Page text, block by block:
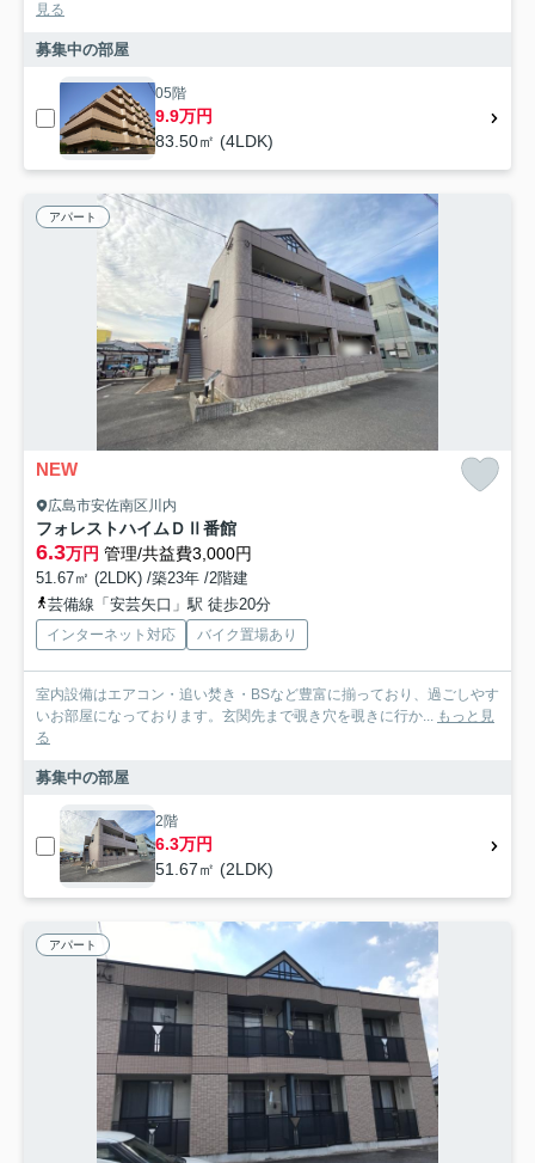
見る
募集中の部屋
05階
9.9万円
83.50㎡ (4LDK)
アパート
NEW
広島市安佐南区川内
フォレストハイムＤⅡ番館
6.3万円 管理/共益費3,000円
51.67㎡ (2LDK) /築23年 /2階建
芸備線「安芸矢口」駅 徒歩20分
インターネット対応 バイク置場あり
室内設備はエアコン・追い焚き・BSなど豊富に揃っており、過ごしやす
いお部屋になっております。玄関先まで覗き穴を覗きに行か... もっと見
る
募集中の部屋
2階
6.3万円
51.67㎡ (2LDK)
アパート